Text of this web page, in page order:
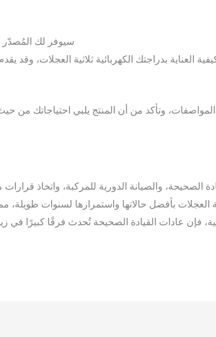
سيوفر لك المُصدّر
بدراجتك الكهربائية ثلاثية العجلات، وقد
وتأكد من أن المنتج يلبي احتياجاتك من
الصحيحة، والصيانة الدورية للمركبة، واتخاذ
العجلات بأفضل حالاتها واستمرارها لسنوات طويلة،
فإن عادات القيادة الصحيحة تُحدث فرقًا كبيرًا في